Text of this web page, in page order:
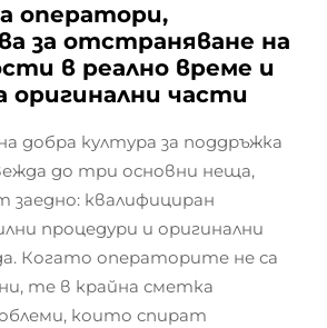
оператори,
за отстраняване на
в реално време и
оригинални части
добра култура за поддръжка
до три основни неща,
квалифициран
процедури и оригинални
Когато операторите не са
те в крайна сметка
които спират